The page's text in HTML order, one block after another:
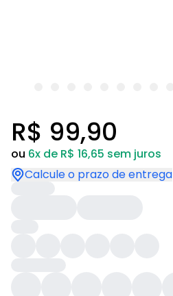
R$ 99,90
ou 6x de R$ 16,65 sem juros
Calcule o prazo de entrega